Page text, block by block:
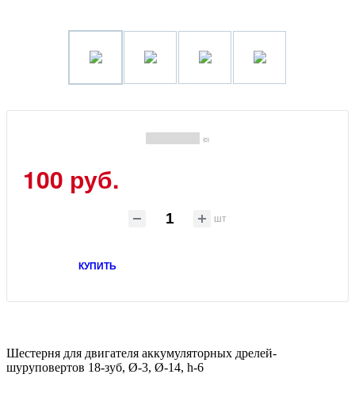
(0)
100 руб.
шт
КУПИТЬ
Шестерня для двигателя аккумуляторных дрелей-
шуруповертов 18-зуб, Ø-3, Ø-14, h-6